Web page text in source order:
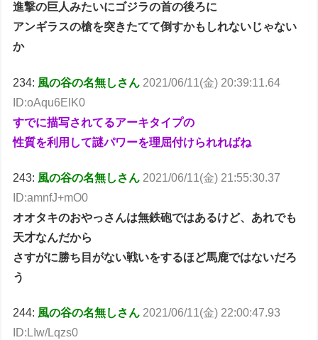
進撃の巨人みたいにゴジラの首の後ろに
アンギラスの槍を突きたてて倒すかもしれないじゃない
か
234: 風の谷の名無しさん 2021/06/11(金) 20:39:11.64
ID:oAqu6ElK0
すでに描写されてるアーキタイプの
性質を利用して謎パワーを理屈付けられればね
243: 風の谷の名無しさん 2021/06/11(金) 21:55:30.37
ID:amnfJ+mO0
オオタキのおやっさんは無鉄砲ではあるけど、あれでも
天才なんだから
さすがに勝ち目がない戦いをするほど馬鹿ではないだろ
う
244: 風の谷の名無しさん 2021/06/11(金) 22:00:47.93
ID:LIw/Lqzs0